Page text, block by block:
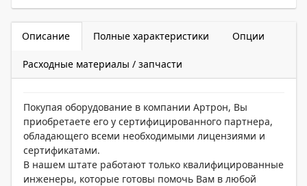
Описание Полные характеристики Опции
Расходные материалы / запчасти
Покупая оборудование в компании Артрон, Вы
приобретаете его у сертифицированного партнера,
обладающего всеми необходимыми лицензиями и
сертификатами.
В нашем штате работают только квалифицированные
инженеры, которые готовы помочь Вам в любой